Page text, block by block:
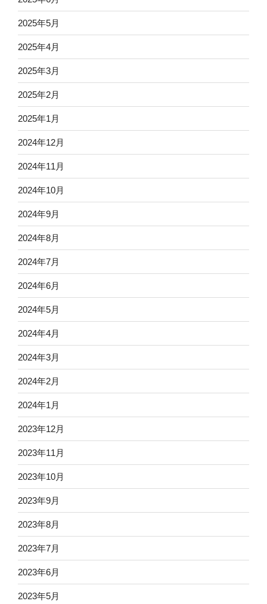
2025年5月
2025年4月
2025年3月
2025年2月
2025年1月
2024年12月
2024年11月
2024年10月
2024年9月
2024年8月
2024年7月
2024年6月
2024年5月
2024年4月
2024年3月
2024年2月
2024年1月
2023年12月
2023年11月
2023年10月
2023年9月
2023年8月
2023年7月
2023年6月
2023年5月